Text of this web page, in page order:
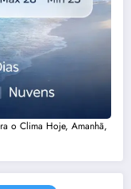
o Clima Hoje, Amanhã,